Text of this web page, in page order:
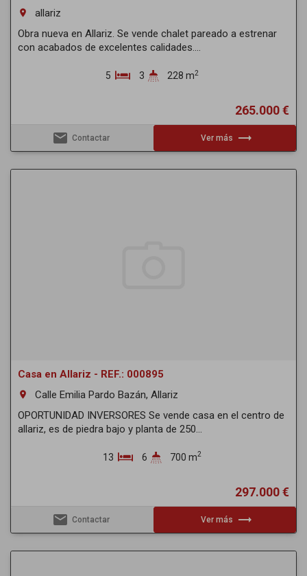
room
allariz
Obra nueva en Allariz. Se vende chalet pareado a estrenar
con acabados de excelentes calidades....
5 3 228 m2
265.000 €
email Contactar Ver más trending_flat
Casa en Allariz - REF.: 000895
room
Calle Emilia Pardo Bazán, Allariz
OPORTUNIDAD INVERSORES Se vende casa en el centro de
allariz, es de piedra bajo y planta de 250...
13 6 700 m2
297.000 €
email Contactar Ver más trending_flat